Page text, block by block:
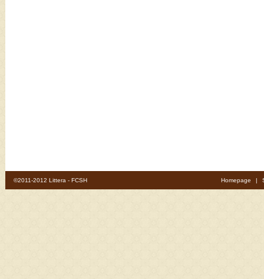
©2011-2012 Littera - FCSH Homepage |